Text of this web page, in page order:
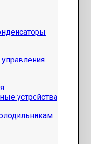
управления
устройства